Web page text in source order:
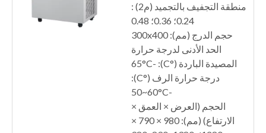
منطقة التجفيف بالتجميد (م2) :
0.24؛ 0.36؛ 0.48
حجم الدرج (مم): 300x400
الحد الأدنى لدرجة حرارة
المصيدة الباردة (°C): -65°C
درجة حرارة الرف (°C):
-50~60°C
الحجم (العرض × العمق ×
الارتفاع) (مم): 980 × 790 ×